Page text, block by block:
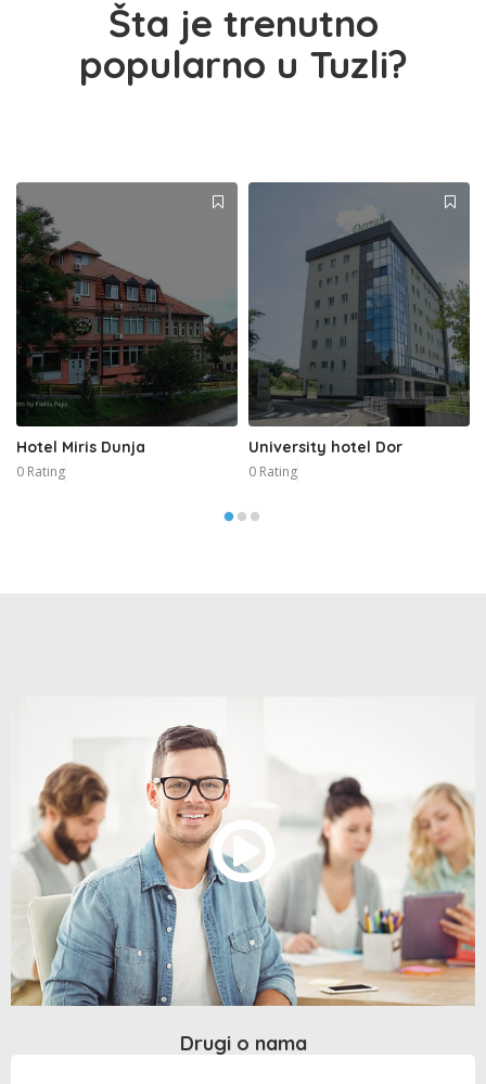
Šta je trenutno
popularno u Tuzli?
Hotel Miris Dunja
0 Rating
University hotel Dor
0 Rating
Drugi o nama